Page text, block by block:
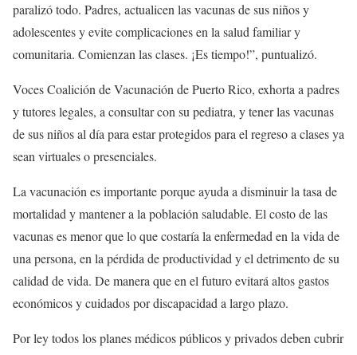
paralizó todo. Padres, actualicen las vacunas de sus niños y
adolescentes y evite complicaciones en la salud familiar y
comunitaria. Comienzan las clases. ¡Es tiempo!”, puntualizó.
Voces Coalición de Vacunación de Puerto Rico, exhorta a padres
y tutores legales, a consultar con su pediatra, y tener las vacunas
de sus niños al día para estar protegidos para el regreso a clases ya
sean virtuales o presenciales.
La vacunación es importante porque ayuda a disminuir la tasa de
mortalidad y mantener a la población saludable. El costo de las
vacunas es menor que lo que costaría la enfermedad en la vida de
una persona, en la pérdida de productividad y el detrimento de su
calidad de vida. De manera que en el futuro evitará altos gastos
económicos y cuidados por discapacidad a largo plazo.
Por ley todos los planes médicos públicos y privados deben cubrir